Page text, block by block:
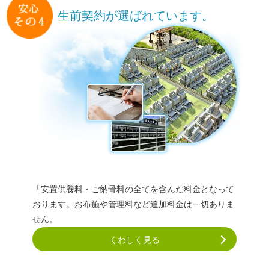
生前契約が選ばれています。
「安置供養料・ご納骨料の全てを含んだ料金となって
おります。お布施や管理料など追加料金は一切ありま
せん。
くわしく見る